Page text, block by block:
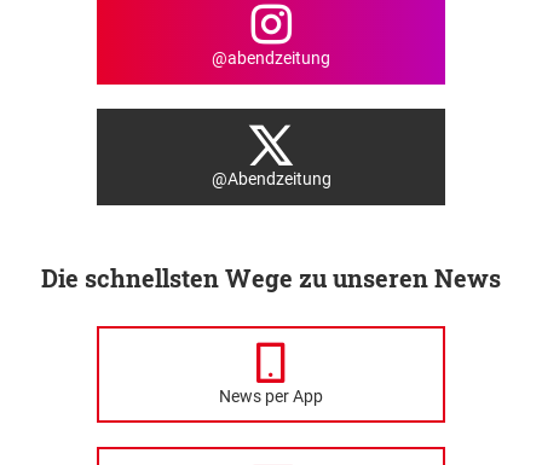
@abendzeitung
@Abendzeitung
Die schnellsten Wege zu unseren News
News per App